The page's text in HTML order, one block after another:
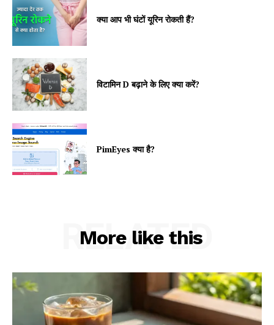
क्या आप भी घंटों यूरिन रोकती हैं?
विटामिन D बढ़ाने के लिए क्या करें?
PimEyes क्या है?
More like this
RELATED